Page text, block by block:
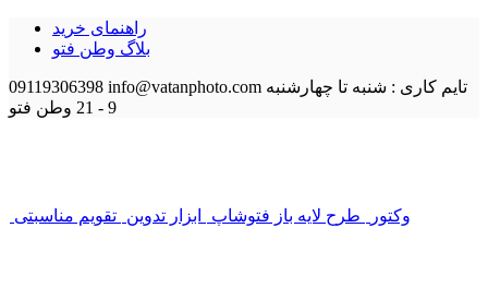
راهنمای خرید
بلاگ وطن فتو
09119306398 info@vatanphoto.com تایم کاری : شنبه تا چهارشنبه
9 - 21
وطن فتو
وکتور طرح لایه باز فتوشاپ ابزار تدوین تقویم مناسبتی